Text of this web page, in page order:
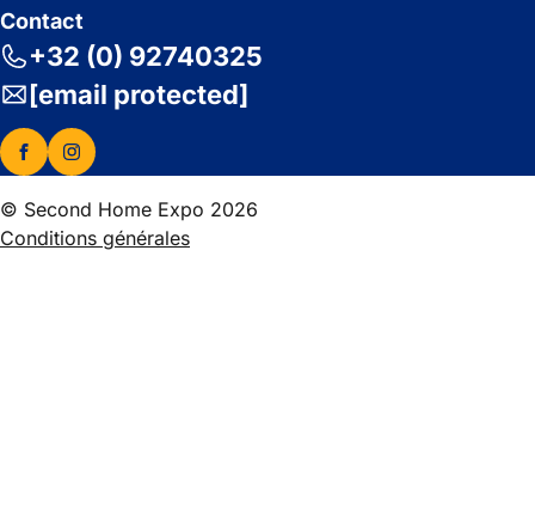
Contact
+32 (0) 92740325
[email protected]
© Second Home Expo 2026
Conditions générales